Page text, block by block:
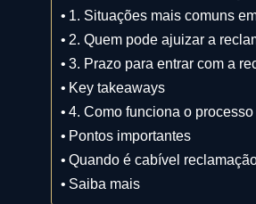
1. Situações mais comuns
2. Quem pode ajuizar a
3. Prazo para entrar com a
Key takeaways
4. Como funciona o processo
Pontos importantes
Quando é cabível
Saiba mais